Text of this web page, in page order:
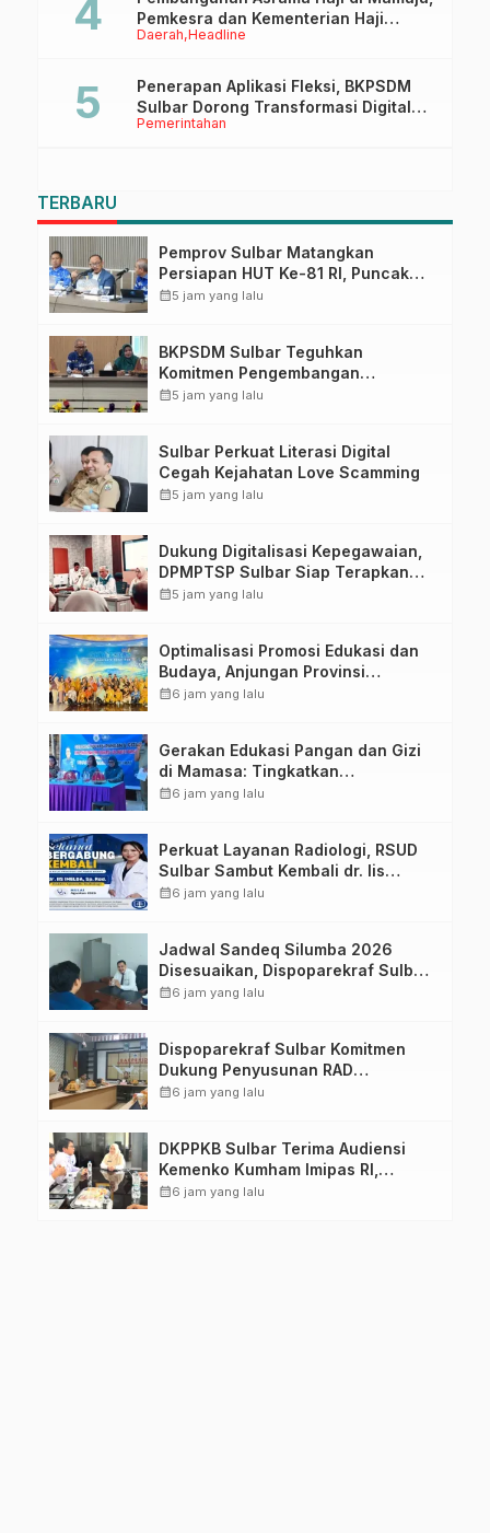
Daerah Headline
Pemkesra dan Kementerian Haji
Sulbar Tinjau Lokasi
Pemerintahan
Penerapan Aplikasi Fleksi, BKPSDM
Sulbar Dorong Transformasi Digital
Sistem Kehadiran ASN
TERBARU
Pemprov Sulbar Matangkan
Persiapan HUT Ke-81 RI, Puncak
Upacara di Lapangan Ahmad
calendar_month5 jam yang lalu
BKPSDM Sulbar Teguhkan
Komitmen Pengembangan
Kompetensi ASN melalui
calendar_month5 jam yang lalu
Sulbar Perkuat Literasi Digital
Cegah Kejahatan Love Scamming
calendar_month5 jam yang lalu
Dukung Digitalisasi Kepegawaian,
DPMPTSP Sulbar Siap Terapkan
Aplikasi FLEKSI ASN
calendar_month5 jam yang lalu
Optimalisasi Promosi Edukasi dan
Budaya, Anjungan Provinsi
Sulawesi Barat Perkuat Kolaborasi
calendar_month6 jam yang lalu
Gerakan Edukasi Pangan dan Gizi
di Mamasa: Tingkatkan
Pengetahuan dan Keterampilan
calendar_month6 jam yang lalu
Perkuat Layanan Radiologi, RSUD
Sulbar Sambut Kembali dr. Iis
Imelda, Sp.Rad
calendar_month6 jam yang lalu
Jadwal Sandeq Silumba 2026
Disesuaikan, Dispoparekraf Sulbar
Pastikan Persiapan Tetap
calendar_month6 jam yang lalu
Dispoparekraf Sulbar Komitmen
Dukung Penyusunan RAD
TPB/SDGs Sulawesi Barat
calendar_month6 jam yang lalu
DKPPKB Sulbar Terima Audiensi
Kemenko Kumham Imipas RI,
Perkuat Pelayanan Kesehatan bagi
calendar_month6 jam yang lalu